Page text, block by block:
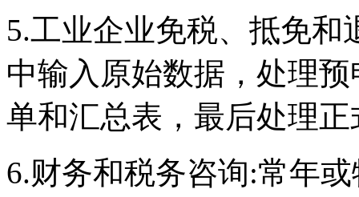
5.工业企业免税、抵免
中输入原始数据，处理
单和汇总表，最后处理
6.财务和税务咨询:常年